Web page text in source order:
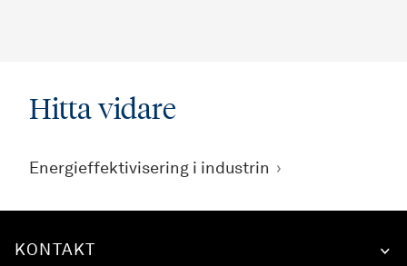
Hitta vidare
Energieffektivisering i industrin
KONTAKT